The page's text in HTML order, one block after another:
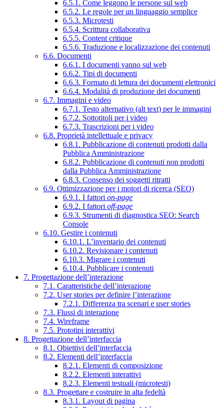
6.5.1. Come leggono le persone sul web
6.5.2. Le regole per un linguaggio semplice
6.5.3. Microtesti
6.5.4. Scrittura collaborativa
6.5.5. Content critique
6.5.6. Traduzione e localizzazione dei contenuti
6.6. Documenti
6.6.1. I documenti vanno sul web
6.6.2. Tipi di documenti
6.6.3. Formato di lettura dei documenti elettronici
6.6.4. Modalità di produzione dei documenti
6.7. Immagini e video
6.7.1. Testo alternativo (alt text) per le immagini
6.7.2. Sottotitoli per i video
6.7.3. Trascrizioni per i video
6.8. Proprietà intellettuale e privacy
6.8.1. Pubblicazione di contenuti prodotti dalla
Pubblica Amministrazione
6.8.2. Pubblicazione di contenuti non prodotti
dalla Pubblica Amministrazione
6.8.3. Consenso dei soggetti ritratti
6.9. Ottimizzazione per i motori di ricerca (SEO)
6.9.1. I fattori on-page
6.9.2. I fattori off-page
6.9.3. Strumenti di diagnostica SEO: Search
Console
6.10. Gestire i contenuti
6.10.1. L’inventario dei contenuti
6.10.2. Revisionare i contenuti
6.10.3. Migrare i contenuti
6.10.4. Pubblicare i contenuti
7. Progettazione dell’interazione
7.1. Caratteristiche dell’interazione
7.2. User stories per definire l’interazione
7.2.1. Differenza tra scenari e user stories
7.3. Flussi di interazione
7.4. Wireframe
7.5. Prototipi interattivi
8. Progettazione dell’interfaccia
8.1. Obiettivi dell’interfaccia
8.2. Elementi dell’interfaccia
8.2.1. Elementi di composizione
8.2.2. Elementi interattivi
8.2.3. Elementi testuali (microtesti)
8.3. Progettare e costruire in alta fedeltà
8.3.1. Layout di pagina